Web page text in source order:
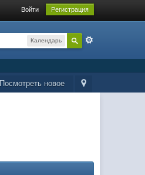
Войти Регистрация
Календарь
Посмотреть новое